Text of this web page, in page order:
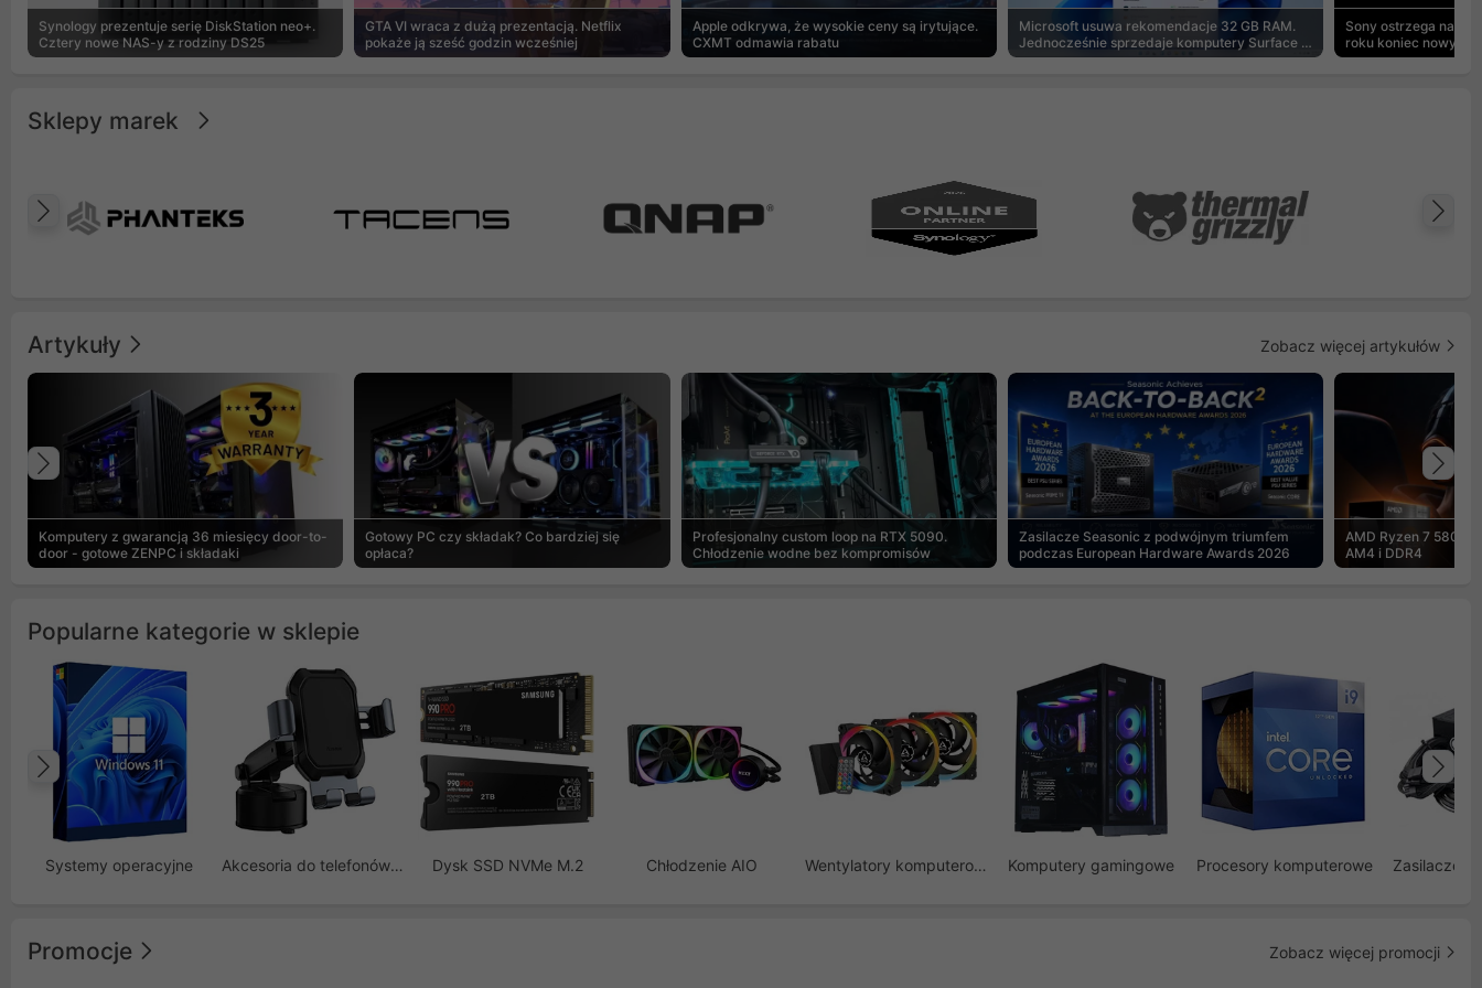
Synology prezentuje serię DiskStation neo+.
Cztery nowe NAS-y z rodziny DS25
GTA VI wraca z dużą prezentacją. Netflix
pokaże ją sześć godzin wcześniej
Apple odkrywa, że wysokie ceny są irytujące.
CXMT odmawia rabatu
Microsoft usuwa rekomendacje 32 GB RAM.
Jednocześnie sprzedaje komputery Surface z
8 GB
Sony ostrzega na
roku koniec nowych
Sklepy marek
Poprzedni
Artykuły Zobacz więcej artykułów
Komputery z gwarancją 36 miesięcy door-to-
door - gotowe ZENPC i składaki
Gotowy PC czy składak? Co bardziej się
opłaca?
Profesjonalny custom loop na RTX 5090.
Chłodzenie wodne bez kompromisów
Zasilacze Seasonic z podwójnym triumfem
podczas European Hardware Awards 2026
AMD Ryzen 7
AM4 i DDR4
Poprzedni
Popularne kategorie w sklepie
Systemy operacyjne Akcesoria do telefonów GSM Dysk SSD NVMe M.2 Chłodzenie AIO Wentylatory komputerowe Komputery gamingowe Procesory komputerowe Zasilacze
Poprzedni
Promocje Zobacz więcej promocji